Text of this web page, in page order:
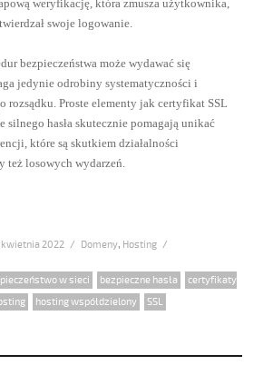
weryfikację, która zmusza użytkownika,
swoje logowanie.
bezpieczeństwa może wydawać się
jedynie odrobiny systematyczności i
rozsądku. Proste elementy jak certyfikat SSL
silnego hasła skutecznie pomagają unikać
które są skutkiem działalności
też losowych wydarzeń.
kwietnia 2022 Categories
Domeny, Hosting
w sieci bezpieczne hasła
certyfikaty
hosting współdzielony SSL